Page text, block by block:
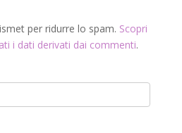
per ridurre lo spam. Scopri
i dati derivati dai commenti.